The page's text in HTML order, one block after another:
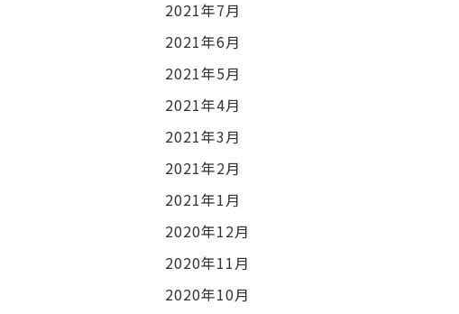
2021年7月
2021年6月
2021年5月
2021年4月
2021年3月
2021年2月
2021年1月
2020年12月
2020年11月
2020年10月